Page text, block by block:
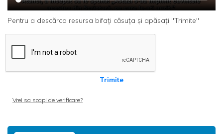
Pentru a descărca resursa bifați căsuța și apăsați "Trimite"
Trimite
Vrei sa scapi de verificare?